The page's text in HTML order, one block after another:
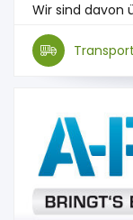
Wir sind davon